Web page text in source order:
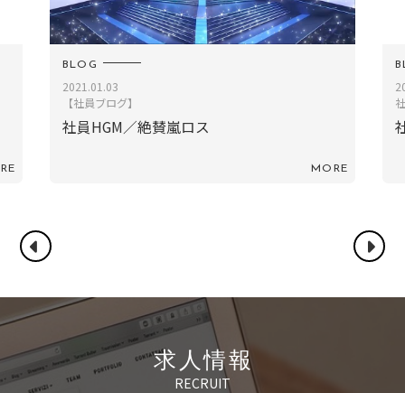
BLOG
2021.01.03
【社員ブログ】
社員HGM／絶賛嵐ロス
MORE
求人情報
RECRUIT